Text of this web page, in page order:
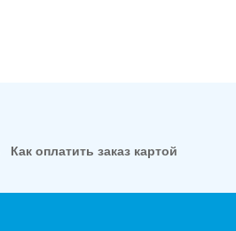
Как оплатить заказ картой